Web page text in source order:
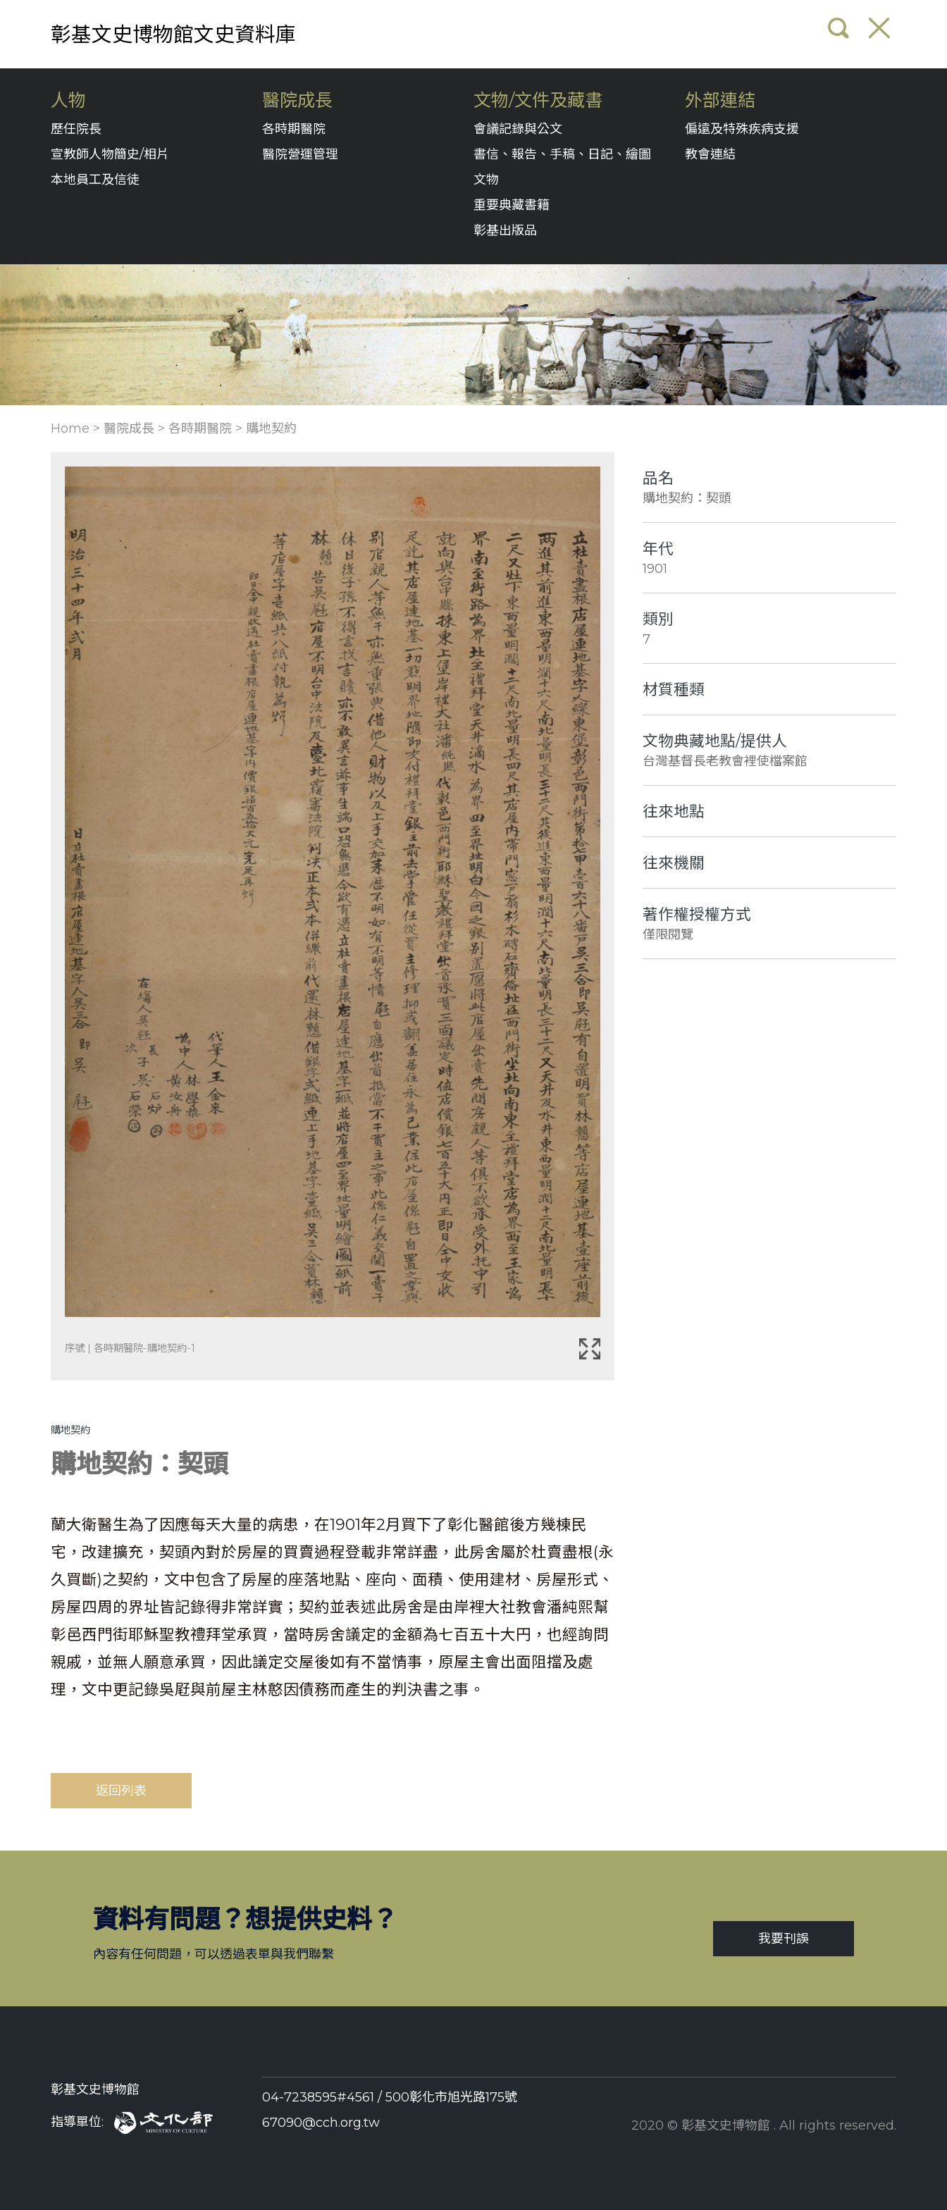
彰基文史博物館文史資料庫
人物
歷任院長
宣教師人物簡史/相片
本地員工及信徒
醫院成長
各時期醫院
醫院營運管理
文物/文件及藏書
會議記錄與公文
書信、報告、手稿、日記、繪圖
文物
重要典藏書籍
彰基出版品
外部連結
偏遠及特殊疾病支援
教會連結
Home > 醫院成長 > 各時期醫院 > 購地契約
序號 | 各時期醫院-購地契約-1
購地契約
購地契約：契頭
蘭大衛醫生為了因應每天大量的病患，在1901年2月買下了彰化醫館後方幾棟民
宅，改建擴充，契頭內對於房屋的買賣過程登載非常詳盡，此房舍屬於杜賣盡根(永
久買斷)之契約，文中包含了房屋的座落地點、座向、面積、使用建材、房屋形式、
房屋四周的界址皆記錄得非常詳實；契約並表述此房舍是由岸裡大社教會潘純熙幫
彰邑西門街耶穌聖教禮拜堂承買，當時房舍議定的金額為七百五十大円，也經詢問
親戚，並無人願意承買，因此議定交屋後如有不當情事，原屋主會出面阻擋及處
理，文中更記錄吳屘與前屋主林憨因債務而產生的判決書之事。
返回列表
品名
購地契約：契頭
年代
1901
類別
7
材質種類
文物典藏地點/提供人
台灣基督長老教會裡使檔案館
往來地點
往來機關
著作權授權方式
僅限閱覽
資料有問題？想提供史料？
內容有任何問題，可以透過表單與我們聯繫
我要刊誤
彰基文史博物館
指導單位:
04-7238595#4561 / 500彰化市旭光路175號
67090@cch.org.tw
2020 © 彰基文史博物館 . All rights reserved.